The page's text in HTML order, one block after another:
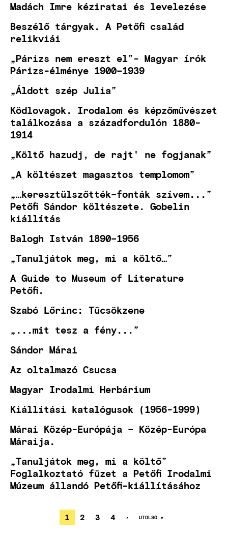
Madách Imre kéziratai és levelezése
Beszélő tárgyak. A Petőfi család
relikviái
„Párizs nem ereszt el”- Magyar írók
Párizs-élménye 1900–1939
„Áldott szép Julia”
Ködlovagok. Irodalom és képzőművészet
találkozása a századfordulón 1880-
1914
„Költő hazudj, de rajt' ne fogjanak”
„A költészet magasztos templomom”
„…keresztülszőtték–fonták szívem...”
Petőfi Sándor költészete. Gobelin
kiállítás
Balogh István 1890–1956
„Tanuljátok meg, mi a költő…”
A Guide to Museum of Literature
Petőfi.
Szabó Lőrinc: Tücsökzene
„...mit tesz a fény...”
Sándor Márai
Az oltalmazó Csucsa
Magyar Irodalmi Herbárium
Kiállítási katalógusok (1956-1999)
Márai Közép-Európája – Közép-Európa
Máraija.
„Tanuljátok meg, mi a költő”
Foglalkoztató füzet a Petőfi Irodalmi
Múzeum állandó Petőfi-kiállításához
OLDALSZÁMOZÁS
JELENLEGI
OLDAL
1 OLDAL
2 OLDAL
3 OLDAL
4
KÖVETKEZŐ
›
UTOLSÓ
UTOLSÓ »